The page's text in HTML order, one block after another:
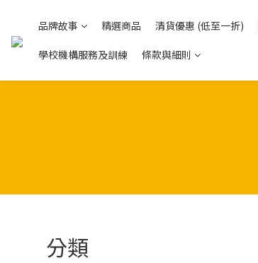
品牌故事 精選商品 清貨優惠 (低至一折)
學校機構服務及訓練 條款與細則
分類